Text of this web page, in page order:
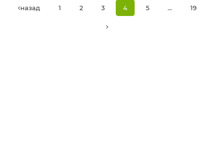
назад 1 2 3 4 5 ... 19